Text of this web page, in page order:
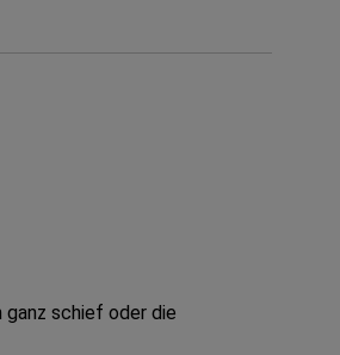
ganz schief oder die